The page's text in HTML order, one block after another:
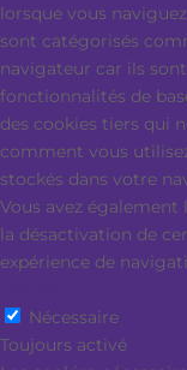
lorsque vous
sont catégorisés
navigateur car ils
fonctionnalités de
des cookies tiers qui
comment vous
stockés dans votre
Vous avez également
la désactivation de
expérience de
Nécessaire
Toujours activé